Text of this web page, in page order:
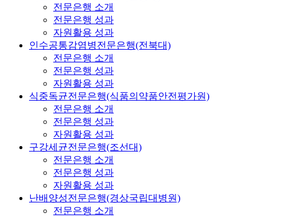
전문은행 소개
전문은행 성과
자원활용 성과
인수공통감염병전문은행(전북대)
전문은행 소개
전문은행 성과
자원활용 성과
식중독균전문은행(식품의약품안전평가원)
전문은행 소개
전문은행 성과
자원활용 성과
구강세균전문은행(조선대)
전문은행 소개
전문은행 성과
자원활용 성과
난배양성전문은행(경상국립대병원)
전문은행 소개